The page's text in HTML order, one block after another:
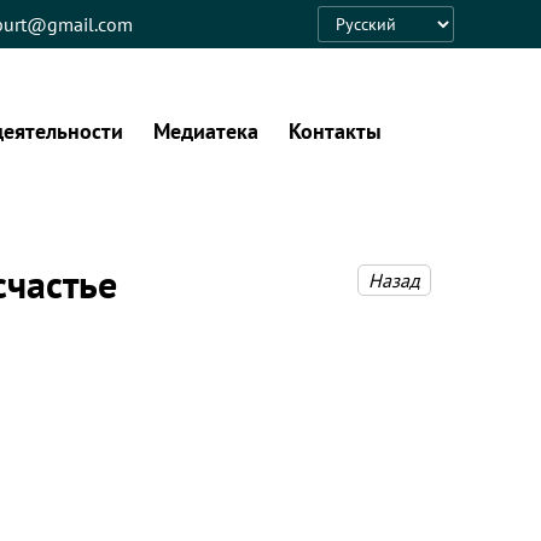
Language
Медиатека Контакты
Назад